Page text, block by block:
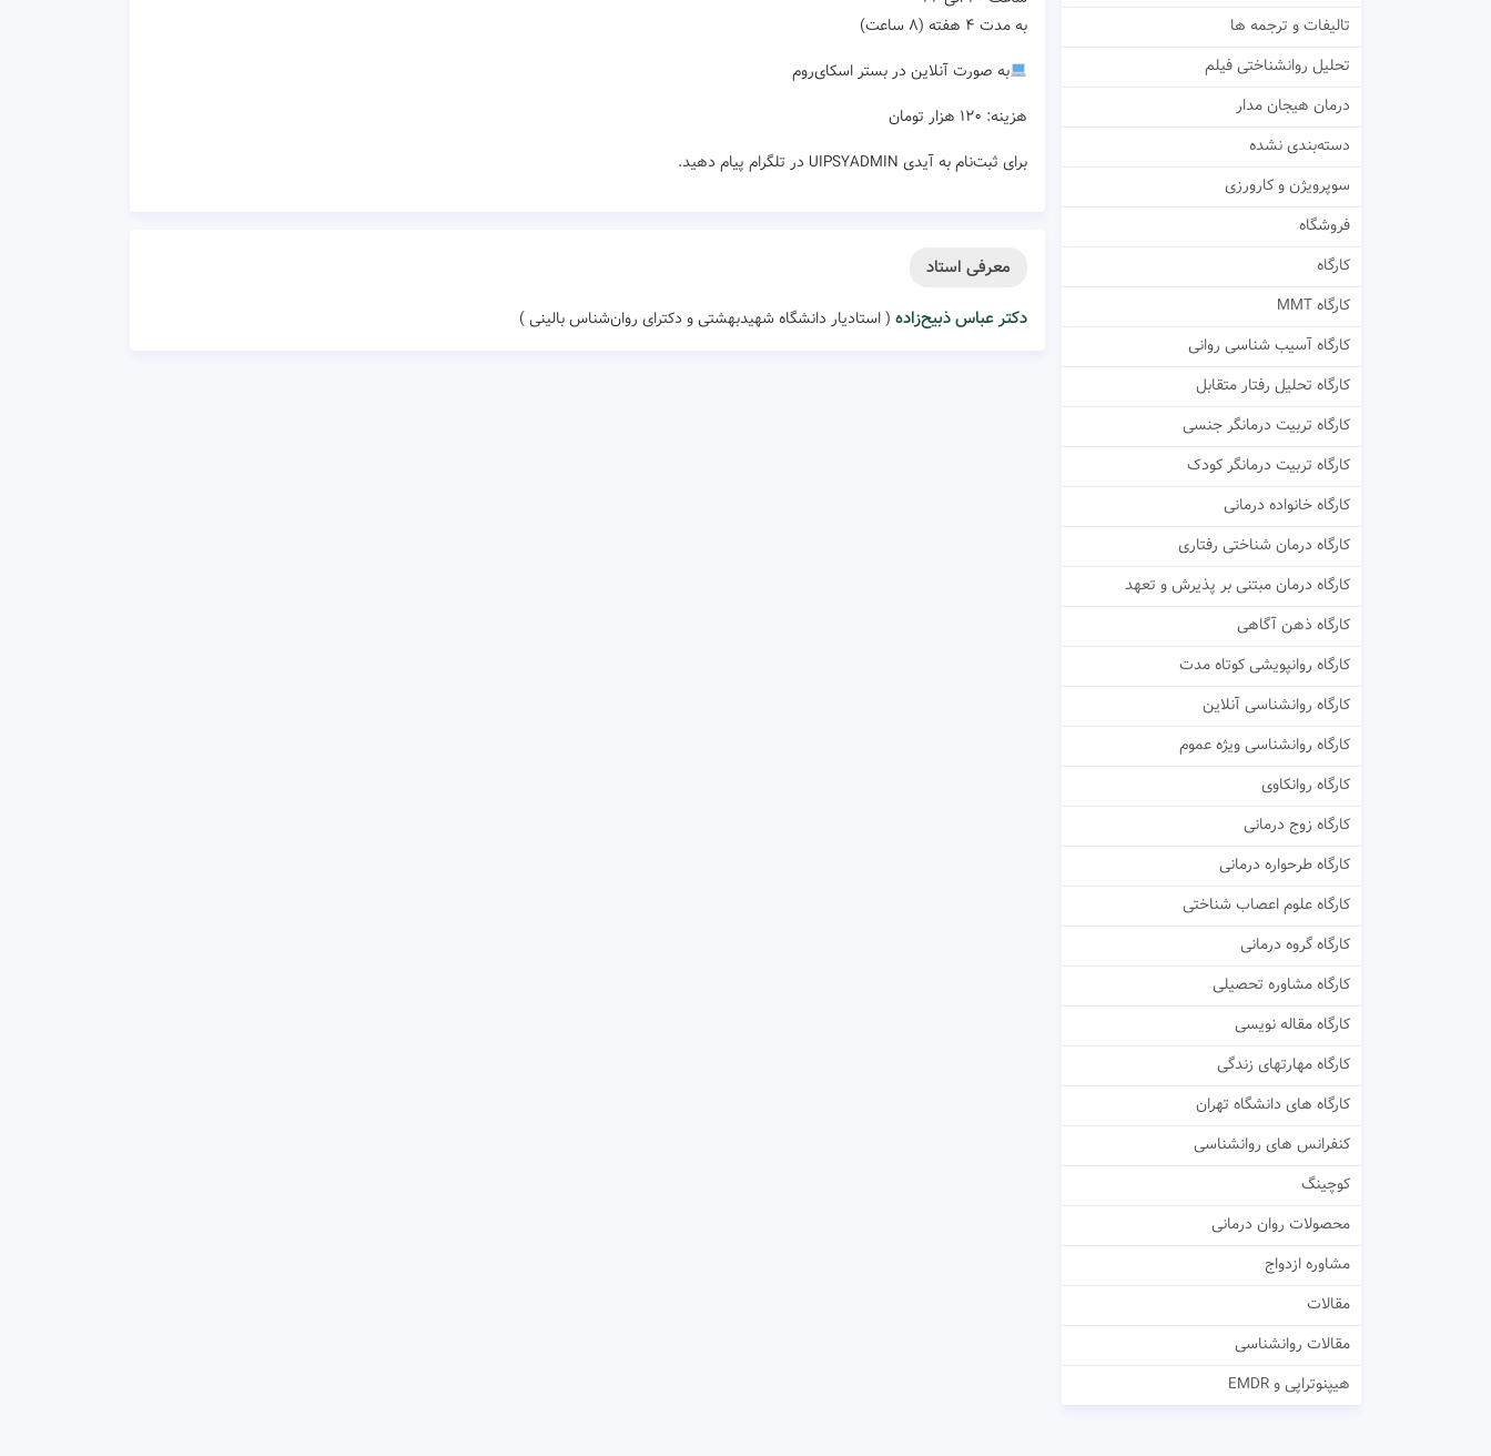
به مدت ۴ هفته (۸ ساعت)
به صورت آنلاین در بستر اسکای‌روم
هزینه: ۱۲۰ هزار تومان
برای ثبت‌نام به آیدی UIPSYADMIN در تلگرام پیام دهید.
معرفی استاد
دکتر عباس ذبیح‌زاده ( استادیار دانشگاه شهیدبهشتی و دکترای روان‌شناس بالینی )
تالیفات و ترجمه ها
تحلیل روانشناختی فیلم
درمان هیجان مدار
دسته‌بندی نشده
سوپرویژن و کارورزی
فروشگاه
کارگاه
کارگاه MMT
کارگاه آسیب شناسی روانی
کارگاه تحلیل رفتار متقابل
کارگاه تربیت درمانگر جنسی
کارگاه تربیت درمانگر کودک
کارگاه خانواده درمانی
کارگاه درمان شناختی رفتاری
کارگاه درمان مبتنی بر پذیرش و تعهد
کارگاه ذهن آگاهی
کارگاه روانپویشی کوتاه مدت
کارگاه روانشناسی آنلاین
کارگاه روانشناسی ویژه عموم
کارگاه روانکاوی
کارگاه زوج درمانی
کارگاه طرحواره درمانی
کارگاه علوم اعصاب شناختی
کارگاه گروه درمانی
کارگاه مشاوره تحصیلی
کارگاه مقاله نویسی
کارگاه مهارتهای زندگی
کارگاه های دانشگاه تهران
کنفرانس های روانشناسی
کوچینگ
محصولات روان درمانی
مشاوره ازدواج
مقالات
مقالات روانشناسی
هیپنوتراپی و EMDR